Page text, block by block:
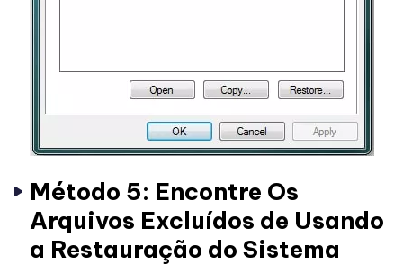
Método 5: Encontre Os
Arquivos Excluídos de Usando
a Restauração do Sistema